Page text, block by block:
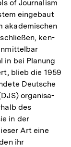
of Journalism
eingebaut
akademischen
ken-
in bei Planung
blieb die 1959
Deutsche
organisa-
des
in der
Art eine
ihr